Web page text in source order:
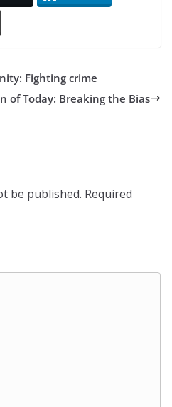
Fighting crime
of Today: Breaking the Bias
be published. Required